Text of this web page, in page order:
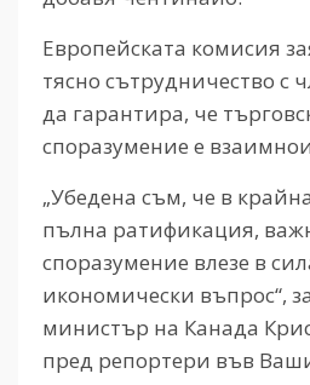
Европейската комисия
тясно сътрудничество с
да гарантира, че
споразумение е
„Убедена съм, че в
пълна ратификация,
споразумение влезе в
икономически въпрос“,
министър на Канада
пред репортери във